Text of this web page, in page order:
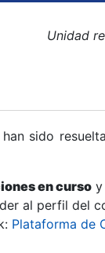
Unidad
sido
en curso y
al perfil del
Plataforma de